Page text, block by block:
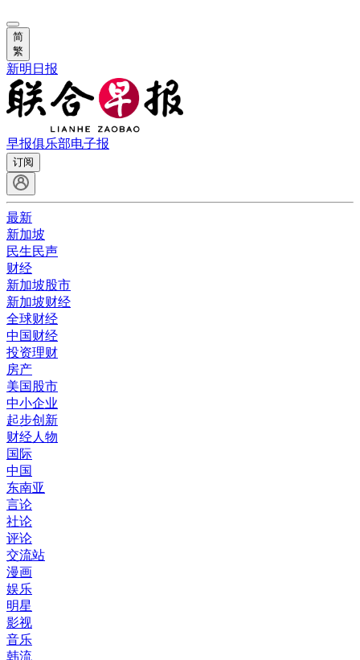
简
繁
新明日报
早报俱乐部电子报
订阅
最新
新加坡
民生民声
财经
新加坡股市
新加坡财经
全球财经
中国财经
投资理财
房产
美国股市
中小企业
起步创新
财经人物
国际
中国
东南亚
言论
社论
评论
交流站
漫画
娱乐
明星
影视
音乐
韩流